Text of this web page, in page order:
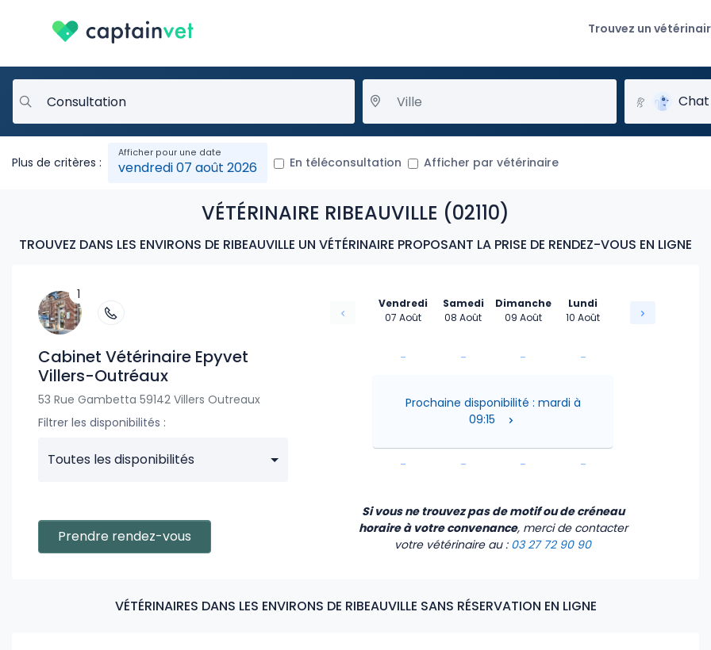
Trouvez un
Chat
Plus de critères : vendredi 07 août 2026 En téléconsultation Afficher par vétérinaire
VÉTÉRINAIRE RIBEAUVILLE (02110)
TROUVEZ DANS LES ENVIRONS DE RIBEAUVILLE UN VÉTÉRINAIRE PROPOSANT LA PRISE DE RENDEZ-VOUS EN LIGNE
1
Cabinet Vétérinaire Epyvet
Villers-Outréaux
53 Rue Gambetta 59142 Villers Outreaux
Filtrer les disponibilités :
Toutes les disponibilités
Prendre rendez-vous
Vendredi
07 Août
-
-
Samedi
08 Août
-
-
Dimanche
09 Août
-
-
Lundi
10 Août
-
-
Prochaine disponibilité : mardi à
09:15
Si vous ne trouvez pas de motif ou de créneau
horaire à votre convenance, merci de contacter
votre vétérinaire au : 03 27 72 90 90
VÉTÉRINAIRES DANS LES ENVIRONS DE RIBEAUVILLE SANS RÉSERVATION EN LIGNE